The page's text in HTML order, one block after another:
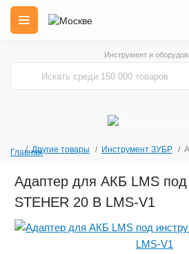
Инструмент и
ГлавнаяДругие товары Инструмент ЗУБР
Адаптер для АКБ LMS под
STEHER 20 В LMS-V1